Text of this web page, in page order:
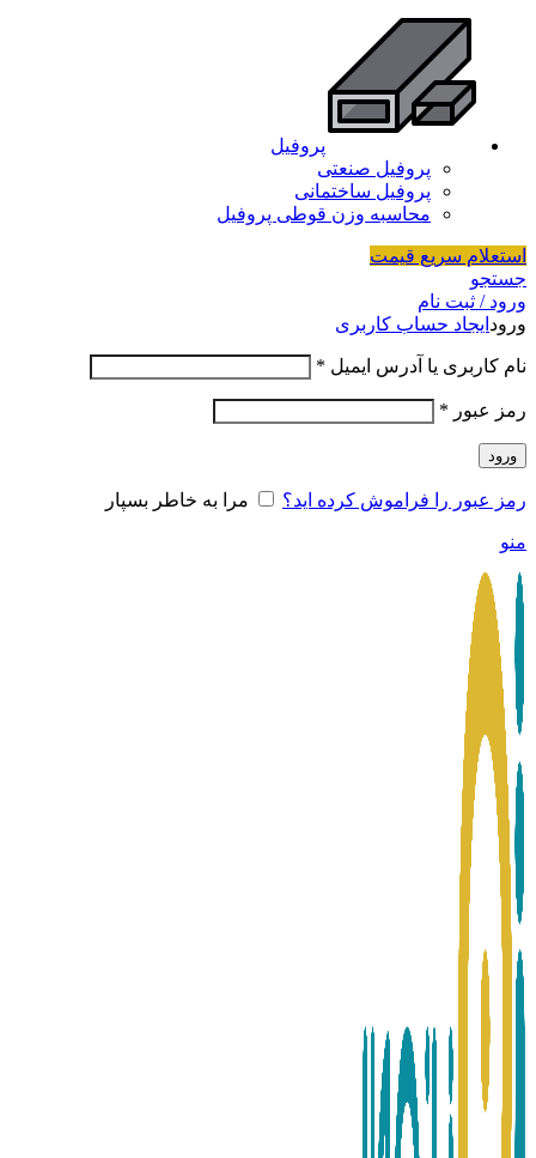
پروفیل
پروفیل صنعتی
پروفیل ساختمانی
محاسبه وزن قوطی پروفیل
استعلام سریع قیمت
جستجو
ورود / ثبت نام
ورود ایجاد حساب کاربری
نام کاربری یا آدرس ایمیل *
رمز عبور *
ورود
رمز عبور را فراموش کرده اید؟ مرا به خاطر بسپار
منو